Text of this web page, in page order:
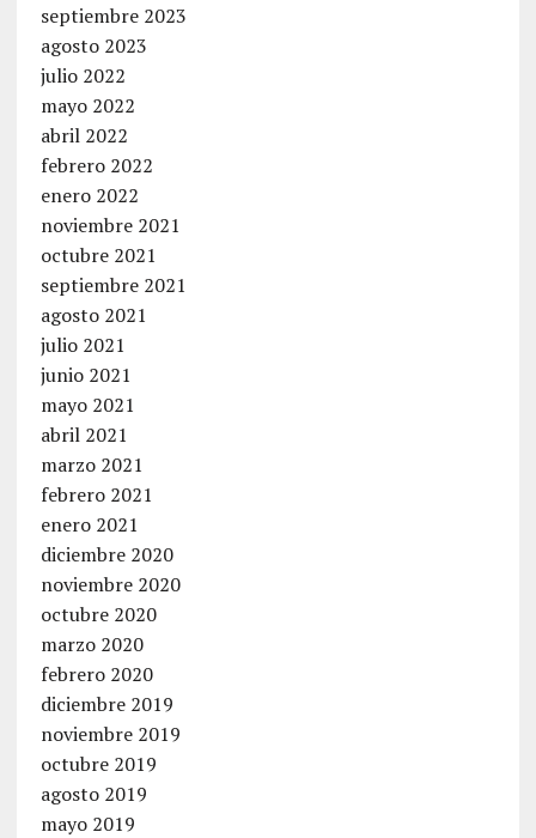
septiembre 2023
agosto 2023
julio 2022
mayo 2022
abril 2022
febrero 2022
enero 2022
noviembre 2021
octubre 2021
septiembre 2021
agosto 2021
julio 2021
junio 2021
mayo 2021
abril 2021
marzo 2021
febrero 2021
enero 2021
diciembre 2020
noviembre 2020
octubre 2020
marzo 2020
febrero 2020
diciembre 2019
noviembre 2019
octubre 2019
agosto 2019
mayo 2019